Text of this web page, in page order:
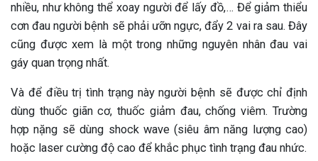
nhiều, như không thể xoay người để lấy đồ,… Để giảm thiểu
cơn đau người bệnh sẽ phải ưỡn ngực, đẩy 2 vai ra sau. Đây
cũng được xem là một trong những nguyên nhân đau vai
gáy quan trọng nhất.
Và để điều trị tình trạng này người bệnh sẽ được chỉ định
dùng thuốc giãn cơ, thuốc giảm đau, chống viêm. Trường
hợp nặng sẽ dùng shock wave (siêu âm năng lượng cao)
hoặc laser cường độ cao để khắc phục tình trạng đau nhức.